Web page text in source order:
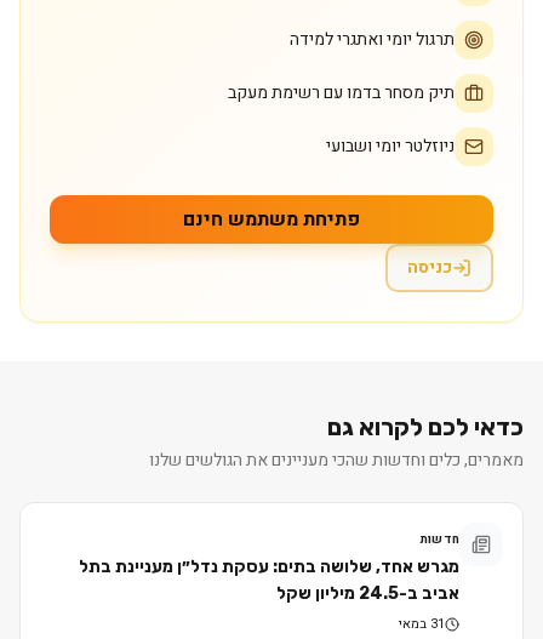
תרגול יומי ואתגרי למידה
תיק מסחר בדמו עם רשימת מעקב
ניוזלטר יומי ושבועי
פתיחת משתמש חינם
כניסה
כדאי לכם לקרוא גם
מאמרים, כלים וחדשות שהכי מעניינים את הגולשים שלנו
חדשות
מגרש אחד, שלושה בתים: עסקת נדל״ן מעניינת בתל
אביב ב-24.5 מיליון שקל
31 במאי